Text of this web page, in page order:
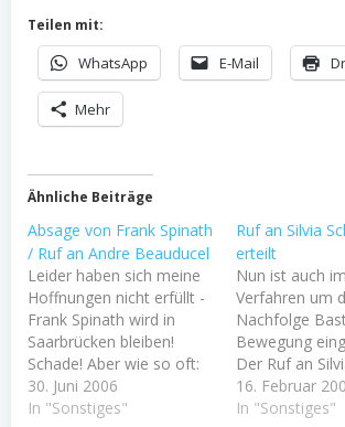
Teilen mit:
WhatsApp E-Mail
Mehr
Ähnliche Beiträge
Absage von Frank Spinath
/ Ruf an Andre Beauducel
Leider haben sich meine
Hoffnungen nicht erfüllt -
Frank Spinath wird in
Saarbrücken bleiben!
Schade! Aber wie so oft:
Es geht weiter und wir
werden versuchen, das
30. Juni 2006
In "Sonstiges"
Ruf an Silvia
erteilt
Nun ist auch
Verfahren um
Nachfolge
Bewegung
Der Ruf an
Schneider in
raus! Auch hier
16. Februar
In "Sonstiges"